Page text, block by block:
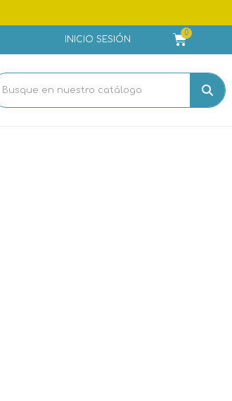
INICIO SESIÓN